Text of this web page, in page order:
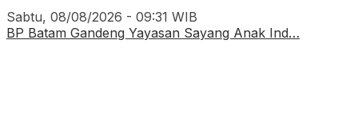
Sabtu, 08/08/2026 - 09:31 WIB
BP Batam Gandeng Yayasan Sayang Anak Ind…